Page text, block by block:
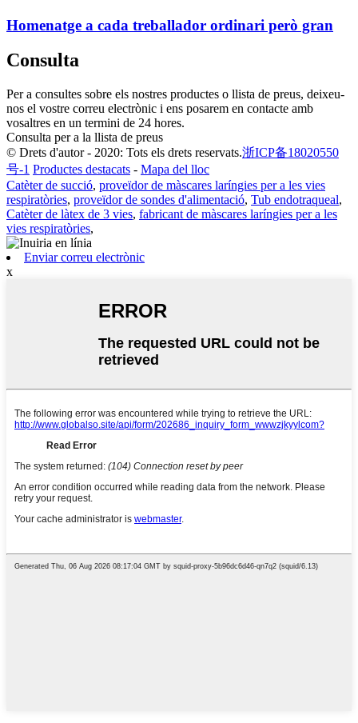
Homenatge a cada treballador ordinari però gran
Consulta
Per a consultes sobre els nostres productes o llista de preus, deixeu-
nos el vostre correu electrònic i ens posarem en contacte amb
vosaltres en un termini de 24 hores.
Consulta per a la llista de preus
© Drets d'autor - 2020: Tots els drets reservats.浙ICP备18020550
号-1 Productes destacats - Mapa del lloc
Catèter de succió, proveïdor de màscares laríngies per a les vies
respiratòries, proveïdor de sondes d'alimentació, Tub endotraqueal,
Catèter de làtex de 3 vies, fabricant de màscares laríngies per a les
vies respiratòries,
Enviar correu electrònic
x